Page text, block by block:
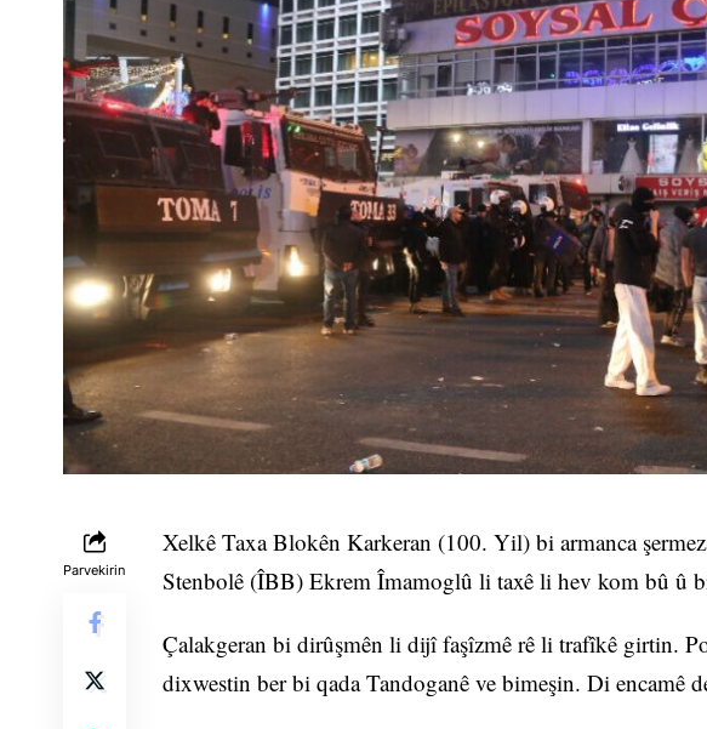
Parvekirin
Xelkê Taxa Blokên Karkeran (100. Yil) bi armanca
Stenbolê (ÎBB) Ekrem Îmamoglû li taxê li hev kom bû û
Çalakgeran bi dirûşmên li dijî faşîzmê rê li trafîkê girtin.
dixwestin ber bi qada Tandoganê ve bimeşin. Di encamê